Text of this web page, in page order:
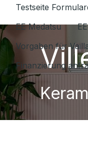
Testseite
EE Medatsu
Vorgaben für
Finanzierung